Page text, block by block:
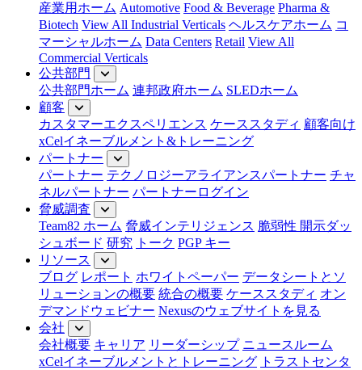
産業用ホーム Automotive Food & Beverage Pharma &
Biotech View All Industrial Verticals ヘルスケアホーム コ
マーシャルホーム Data Centers Retail View All
Commercial Verticals
公共部門
公共部門ホーム 連邦政府ホーム SLEDホーム
顧客
カスタマーエクスペリエンス ケーススタディ 顧客向け
xCelイネーブルメント&トレーニング
パートナー
パートナー テクノロジーアライアンスパートナー チャ
ネルパートナー パートナーログイン
脅威調査
Team82 ホーム 脅威インテリジェンス 脆弱性 開示ダッ
シュボード 研究 トーク PGP キー
リソース
ブログ レポート ホワイトペーパー データシートとソ
リューションの概要 統合の概要 ケーススタディ オン
デマンドウェビナー Nexusのウェブサイトを見る
会社
会社概要 キャリア リーダーシップ ニュースルーム
xCelイネーブルメントとトレーニング トラストセンタ